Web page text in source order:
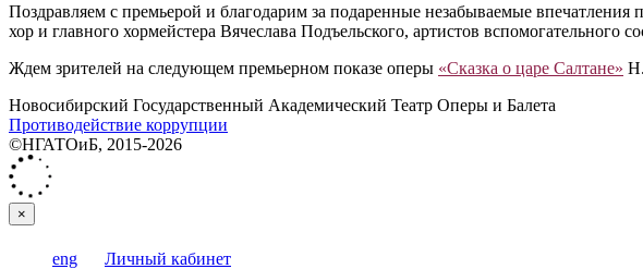
Поздравляем с премьерой и благодарим за подаренные незабываемые
хор и главного хормейстера Вячеслава Подъельского, артистов
Ждем зрителей на следующем премьерном показе оперы «Сказка о царе Салтане»
Новосибирский Государственный Академический Театр Оперы и Балета
Противодействие коррупции
©НГАТОиБ, 2015-2026
×
eng Личный кабинет